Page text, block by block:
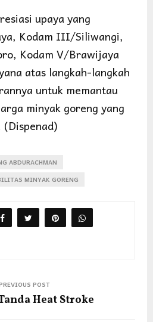
upaya yang
Kodam III/Siliwangi,
Kodam V/Brawijaya
atas langkah-langkah
untuk memantau
minyak goreng yang
ABDURACHMAN
MINYAK GORENG
POST
Heat Stroke